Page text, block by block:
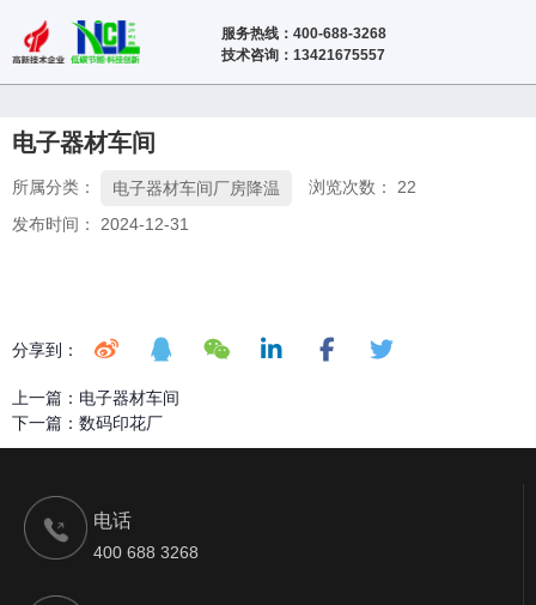
服务热线：400-688-3268
技术咨询：13421675557
电子器材车间
所属分类： 电子器材车间厂房降温 浏览次数： 22
发布时间： 2024-12-31
分享到：
上一篇： 电子器材车间
下一篇： 数码印花厂
电话
400 688 3268